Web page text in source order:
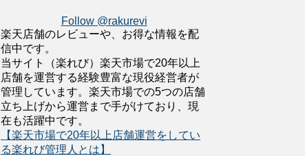
Follow @rakurevi
楽天店舗のレビューや、お得な情報を配
信中です。
当サイト（楽れび）楽天市場で20年以上
店舗を運営する経験豊富な現役経営者が
管理しています。楽天市場での5つの店舗
立ち上げから運営まで手がけており、現
在も活躍中です。
【楽天市場で20年以上店舗運営をしてい
る楽れび管理人とは】